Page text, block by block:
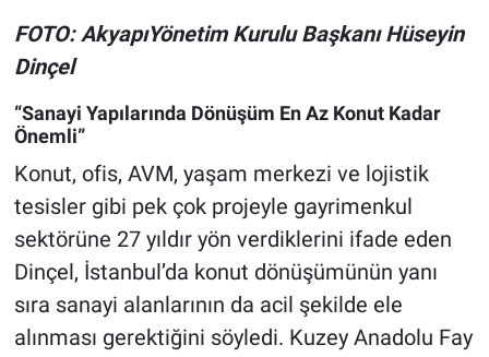
FOTO: AkyapıYönetim Kurulu Başkanı Hüseyin
Dinçel
“Sanayi Yapılarında Dönüşüm En Az Konut Kadar
Önemli”
Konut, ofis, AVM, yaşam merkezi ve lojistik
tesisler gibi pek çok projeyle gayrimenkul
sektörüne 27 yıldır yön verdiklerini ifade eden
Dinçel, İstanbul’da konut dönüşümünün yanı
sıra sanayi alanlarının da acil şekilde ele
alınması gerektiğini söyledi. Kuzey Anadolu Fay